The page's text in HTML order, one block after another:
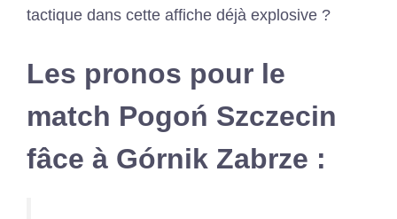
tactique dans cette affiche déjà explosive ?
Les pronos pour le
match Pogoń Szczecin
fâce à Górnik Zabrze :